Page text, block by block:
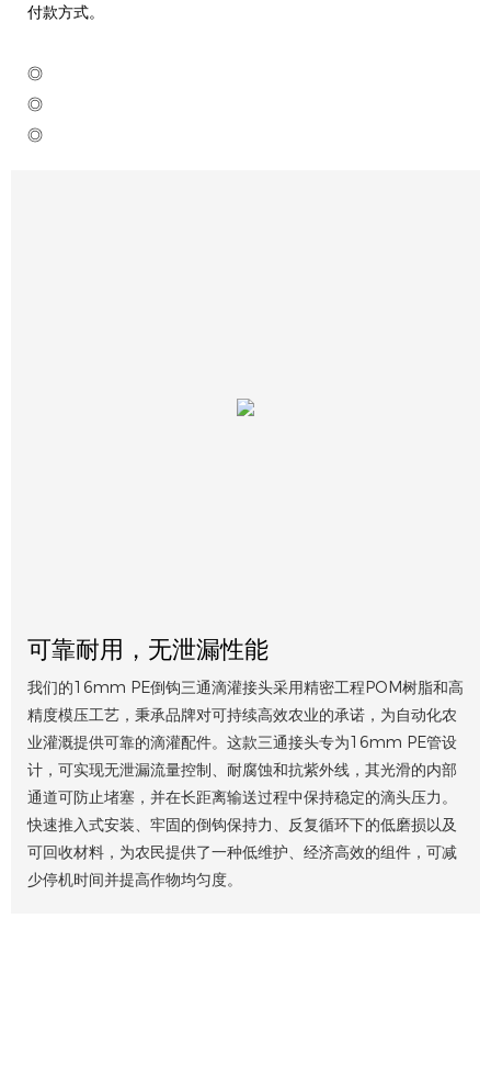
付款方式。
◎
◎
◎
可靠耐用，无泄漏性能
我们的16mm PE倒钩三通滴灌接头采用精密工程POM树脂和高
精度模压工艺，秉承品牌对可持续高效农业的承诺，为自动化农
业灌溉提供可靠的滴灌配件。这款三通接头专为16mm PE管设
计，可实现无泄漏流量控制、耐腐蚀和抗紫外线，其光滑的内部
通道可防止堵塞，并在长距离输送过程中保持稳定的滴头压力。
快速推入式安装、牢固的倒钩保持力、反复循环下的低磨损以及
可回收材料，为农民提供了一种低维护、经济高效的组件，可减
少停机时间并提高作物均匀度。